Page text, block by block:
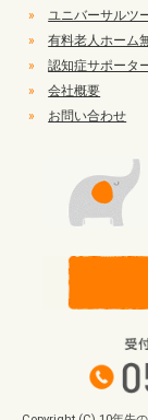
»
ユニバーサルツ
»
有料老人ホーム
»
認知症サポータ
»
会社概要
»
お問い合わせ